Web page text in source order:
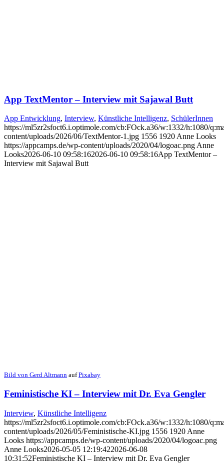
App TextMentor – Interview mit Sajawal Butt
App Entwicklung, Interview, Künstliche Intelligenz, SchülerInnen
https://ml5zr2sfoct6.i.optimole.com/cb:FOck.a36/w:1332/h:1080/
content/uploads/2026/06/TextMentor-1.jpg 1556 1920 Anne Looks
https://appcamps.de/wp-content/uploads/2020/04/logoac.png Anne
Looks2026-06-10 09:58:162026-06-10 09:58:16App TextMentor –
Interview mit Sajawal Butt
Bild von Gerd Altmann aufPixabay
Feministische KI – Interview mit Dr. Eva Gengler
Interview, Künstliche Intelligenz
https://ml5zr2sfoct6.i.optimole.com/cb:FOck.a36/w:1332/h:1080/
content/uploads/2026/05/Feministische-KI.jpg 1556 1920 Anne
Looks https://appcamps.de/wp-content/uploads/2020/04/logoac.png
Anne Looks2026-05-05 12:19:422026-06-08
10:31:52Feministische KI – Interview mit Dr. Eva Gengler